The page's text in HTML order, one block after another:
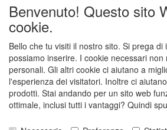
INFORMAZIONI SUL
Richiedi link di annullamento
INFO
Spedizione e condizioni generali di
Contact
Disclaimer
Benvenuto! Questo sito
cookie.
Bello che tu visiti il nostro sito. Si prega
possiamo inserire. I cookie necessari non
personali. Gli altri cookie ci aiutano a
l'esperienza dei visitatori. Inoltre ci
prodotti. Stai andando per un sito web
ottimale, inclusi tutti i vantaggi? Quindi